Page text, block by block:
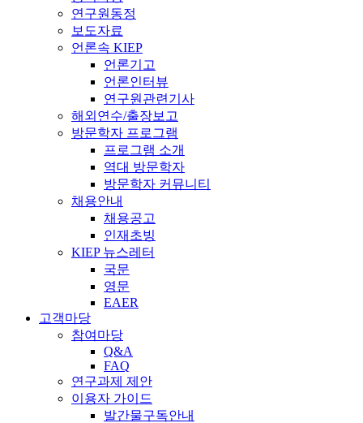
연구원동정
보도자료
언론속 KIEP
언론기고
언론인터뷰
연구원관련기사
해외연수/출장보고
방문학자 프로그램
프로그램 소개
역대 방문학자
방문학자 커뮤니티
채용안내
채용공고
인재초빙
KIEP 뉴스레터
국문
영문
EAER
고객마당
참여마당
Q&A
FAQ
연구과제 제안
이용자 가이드
발간물구독안내